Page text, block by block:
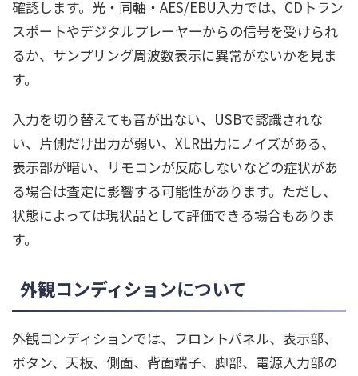
確認します。光・同軸・AES/EBU入力では、CDトラン
スポートやデジタルプレーヤーからの信号を受けられ
るか、サンプリング周波数表示に異常がないかを見ま
す。
入力を切り替えても音が出ない、USBで認識されな
い、片側だけ出力が弱い、XLR出力にノイズがある、
表示部が暗い、リモコンが反応しないなどの症状があ
る場合は査定に影響する可能性があります。ただし、
状態によっては現状品として評価できる場合もありま
す。
外観コンディションについて
外観コンディションでは、フロントパネル、表示部、
ボタン、天板、側面、背面端子、脚部、電源入力部の